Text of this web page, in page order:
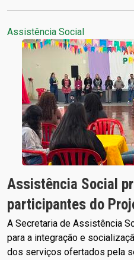
Assistência Social
Assistência Social
participantes do
A Secretaria de Assistência
para a integração e
dos serviços ofertados pela